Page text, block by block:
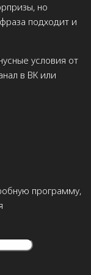
но
подходит и
условия от
в ВК или
программу,